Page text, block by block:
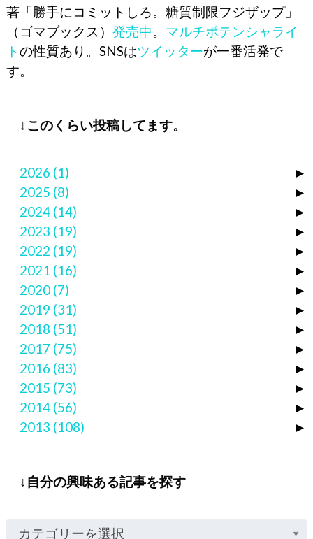
著「勝手にコミットしろ。糖質制限フジザップ」
（ゴマブックス） 発売中。 マルチポテンシャライ
トの性質あり。SNSはツイッターが一番活発で
す。
↓このくらい投稿してます。
►
2026 (1)
►
2025 (8)
►
2024 (14)
►
2023 (19)
►
2022 (19)
►
2021 (16)
►
2020 (7)
►
2019 (31)
►
2018 (51)
►
2017 (75)
►
2016 (83)
►
2015 (73)
►
2014 (56)
►
2013 (108)
↓自分の興味ある記事を探す